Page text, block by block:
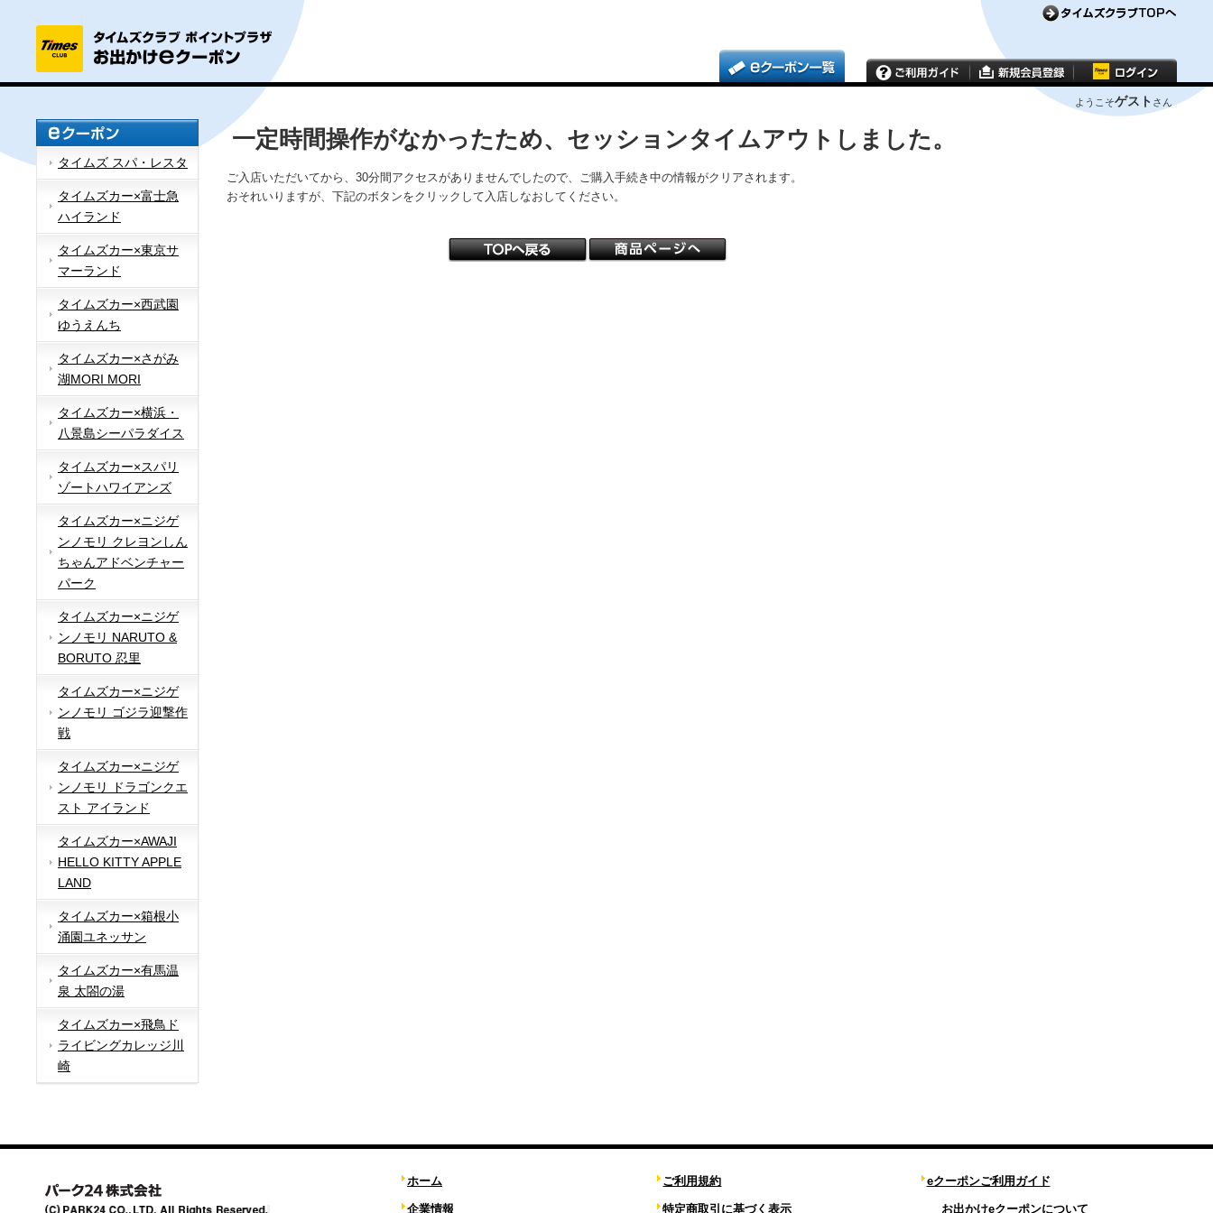
ようこそゲスト さん
タイムズ スパ・レスタ
タイムズカー×富士急
ハイランド
タイムズカー×東京サ
マーランド
タイムズカー×西武園
ゆうえんち
タイムズカー×さがみ
湖MORI MORI
タイムズカー×横浜・
八景島シーパラダイス
タイムズカー×スパリ
ゾートハワイアンズ
タイムズカー×ニジゲ
ンノモリ クレヨンしん
ちゃんアドベンチャー
パーク
タイムズカー×ニジゲ
ンノモリ NARUTO &
BORUTO 忍里
タイムズカー×ニジゲ
ンノモリ ゴジラ迎撃作
戦
タイムズカー×ニジゲ
ンノモリ ドラゴンクエ
スト アイランド
タイムズカー×AWAJI
HELLO KITTY APPLE
LAND
タイムズカー×箱根小
涌園ユネッサン
タイムズカー×有馬温
泉 太閤の湯
タイムズカー×飛鳥ド
ライビングカレッジ川
崎
一定時間操作がなかったため、セッションタイムアウトしました。
ご入店いただいてから、30分間アクセスがありませんでしたので、ご購入手続き中の情報がクリアされます。
おそれいりますが、下記のボタンをクリックして入店しなおしてください。
ホーム
企業情報
ご利用規約
特定商取引に基づく表示
eクーポンご利用ガイド
お出かけeクーポンについて